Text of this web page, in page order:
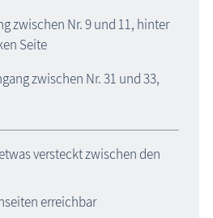
zwischen Nr. 9 und 11, hinter
Seite
zwischen Nr. 31 und 33,
versteckt zwischen den
erreichbar